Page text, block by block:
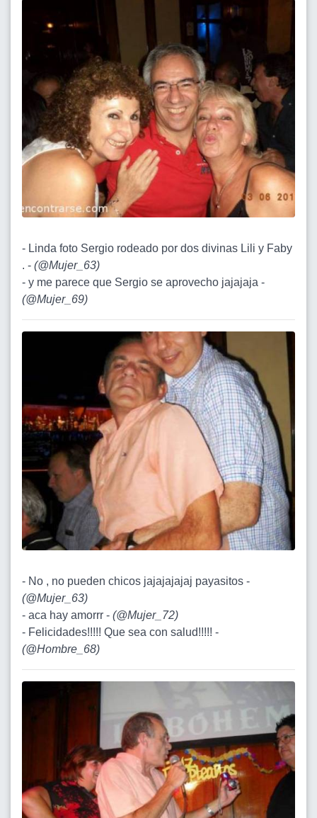
- Linda foto Sergio rodeado por dos divinas Lili y Faby
. - (@Mujer_63)
- y me parece que Sergio se aprovecho jajajaja -
(@Mujer_69)
- No , no pueden chicos jajajajajaj payasitos -
(@Mujer_63)
- aca hay amorrr - (@Mujer_72)
- Felicidades!!!!! Que sea con salud!!!!! -
(@Hombre_68)